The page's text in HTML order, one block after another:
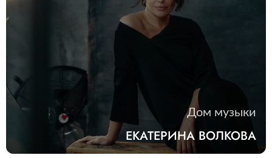
Дом музыки
ЕКАТЕРИНА ВОЛКОВА